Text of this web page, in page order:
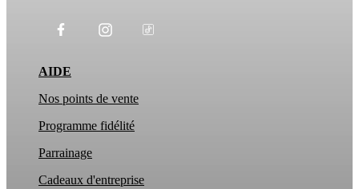
AIDE
Nos points de vente
Programme fidélité
Parrainage
Cadeaux d'entreprise